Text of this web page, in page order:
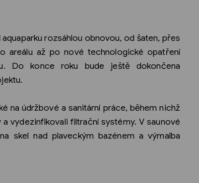
rozsáhlou obnovou, od šaten, přes
areálu až po nové technologické opatření
Do konce roku bude ještě dokončena
na údržbové a sanitární práce, během nichž
vydezinfikovali filtrační systémy. V saunové
skel nad plaveckým bazénem a výmalba